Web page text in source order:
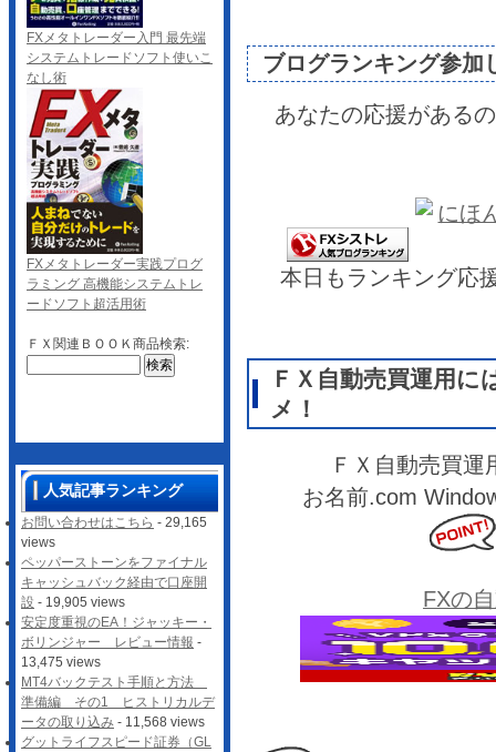
ブログランキング参加
あなたの応援がある
本日もランキング応
ＦＸ自動売買運用
メ！
ＦＸ自動売買
お名前.com
FXの
FXメタトレーダー入門 最先端
システムトレードソフト使いこ
なし術
FXメタトレーダー実践プログ
ラミング 高機能システムトレ
ードソフト超活用術
ＦＸ関連ＢＯＯＫ商品検索:
人気記事ランキング
お問い合わせはこちら - 29,165
views
ペッパーストーンをファイナル
キャッシュバック経由で口座開
設 - 19,905 views
安定度重視のEA！ジャッキー・
ボリンジャー レビュー情報 -
13,475 views
MT4バックテスト手順と方法
準備編 その1 ヒストリカルデ
ータの取り込み - 11,568 views
グットライフスピード証券（GL